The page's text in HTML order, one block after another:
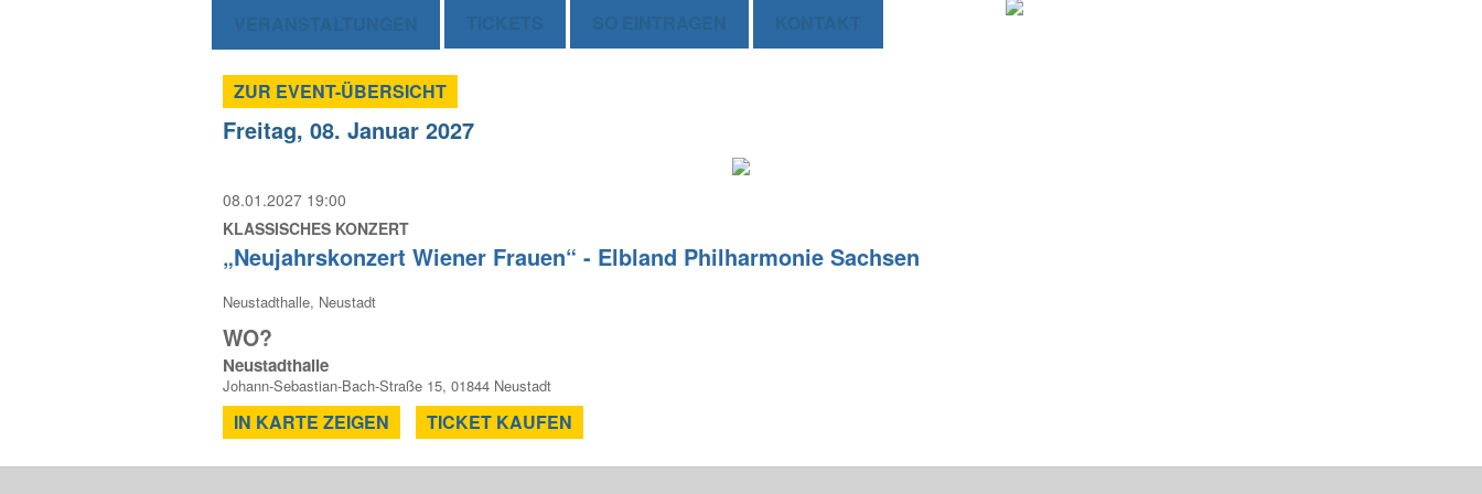
VERANSTALTUNGEN TICKETS SO EINTRAGEN KONTAKT
ZUR EVENT-ÜBERSICHT
Freitag, 08. Januar 2027
08.01.2027 19:00
KLASSISCHES KONZERT
„Neujahrskonzert Wiener Frauen“ - Elbland Philharmonie Sachsen
Neustadthalle, Neustadt
WO?
Neustadthalle
Johann-Sebastian-Bach-Straße 15, 01844 Neustadt
IN KARTE ZEIGEN TICKET KAUFEN